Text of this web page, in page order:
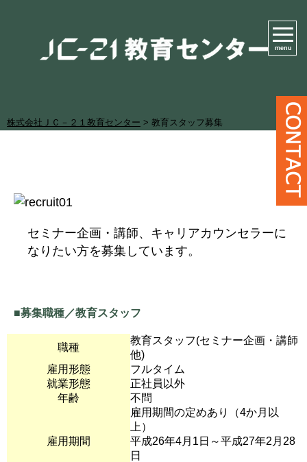
menu
株式会社ＪＣ－２１教育センター > 教育スタッフ募集
セミナー企画・講師、キャリアカウンセラーに
なりたい方を募集しています。
■募集職種／教育スタッフ
職種
教育スタッフ(セミナー企画・講師
他)
雇用形態
フルタイム
就業形態
正社員以外
年齢
不問
雇用期間
雇用期間の定めあり（4か月以
上）
平成26年4月1日～平成27年2月28
日